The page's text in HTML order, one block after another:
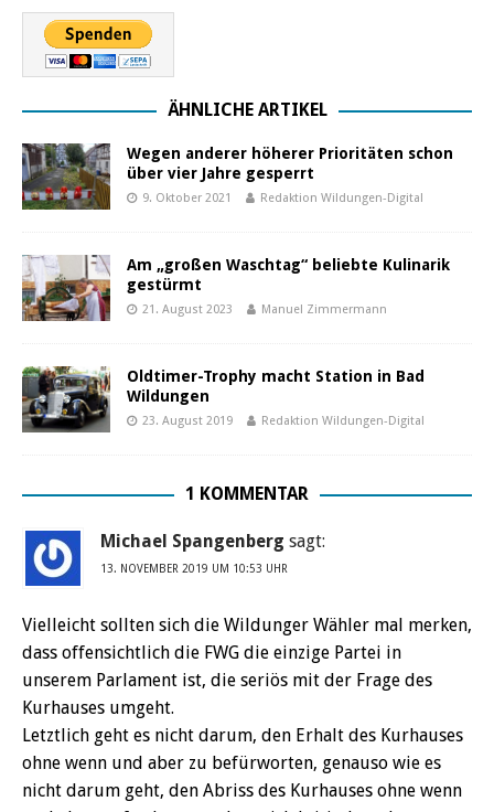
ÄHNLICHE ARTIKEL
Wegen anderer höherer Prioritäten schon
über vier Jahre gesperrt
9. Oktober 2021 Redaktion Wildungen-Digital
Am „großen Waschtag“ beliebte Kulinarik
gestürmt
21. August 2023 Manuel Zimmermann
Oldtimer-Trophy macht Station in Bad
Wildungen
23. August 2019 Redaktion Wildungen-Digital
1 KOMMENTAR
Michael Spangenberg sagt:
13. NOVEMBER 2019 UM 10:53 UHR
Vielleicht sollten sich die Wildunger Wähler mal merken,
dass offensichtlich die FWG die einzige Partei in
unserem Parlament ist, die seriös mit der Frage des
Kurhauses umgeht.
Letztlich geht es nicht darum, den Erhalt des Kurhauses
ohne wenn und aber zu befürworten, genauso wie es
nicht darum geht, den Abriss des Kurhauses ohne wenn